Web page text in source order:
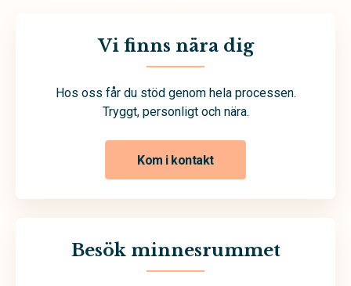
Vi finns nära dig
Hos oss får du stöd genom hela processen.
Tryggt, personligt och nära.
Kom i kontakt
Besök minnesrummet